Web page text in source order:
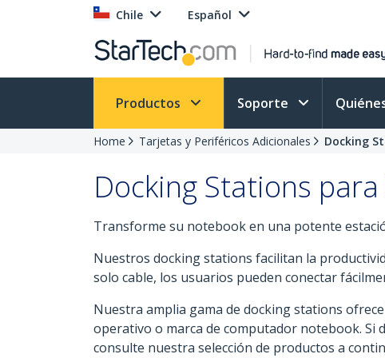
Chile Español
Productos Soporte
Home Tarjetas y Periféricos Adicionales Docking
Docking Stations
Transforme su notebook en una potente
Nuestros docking stations facilitan la
solo cable, los usuarios pueden conectar
Nuestra amplia gama de docking stations
operativo o marca de computador notebook. Si
consulte nuestra selección de productos a